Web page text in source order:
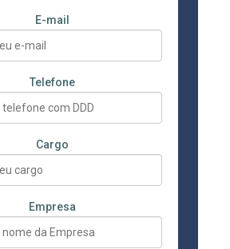
E-mail
Telefone
Cargo
Empresa